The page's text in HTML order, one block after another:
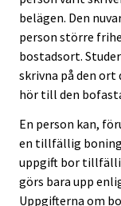
belägen. Den
person större
bostadsort.
skrivna på den ort
hör till den
En person kan,
en tillfällig
uppgift bor
görs bara upp
Uppgifterna om